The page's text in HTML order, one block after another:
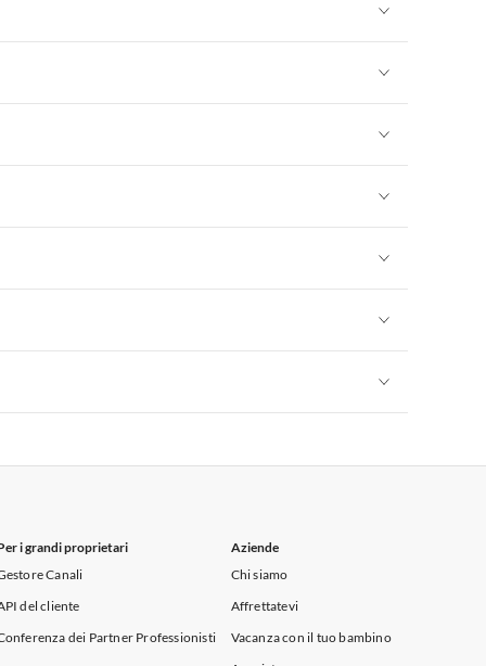
i grandi proprietari
Canali
del cliente
dei Partner Professionisti
Aziende
Chi siamo
Affrettatevi
Vacanza con il tuo bambino